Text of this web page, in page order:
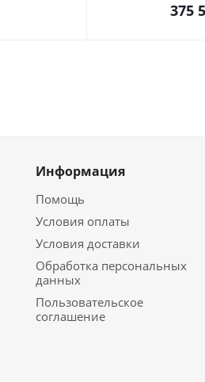
375
Информация
Помощь
Условия оплаты
Условия доставки
Обработка персональных
данных
Пользовательское
соглашение